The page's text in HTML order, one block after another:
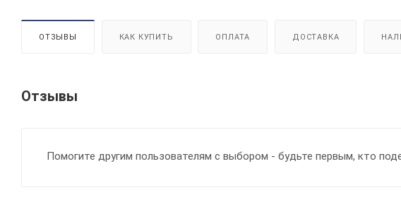
ОТЗЫВЫ КАК КУПИТЬ ОПЛАТА ДОСТАВКА
Отзывы
Помогите другим пользователям с выбором - будьте первым, кто